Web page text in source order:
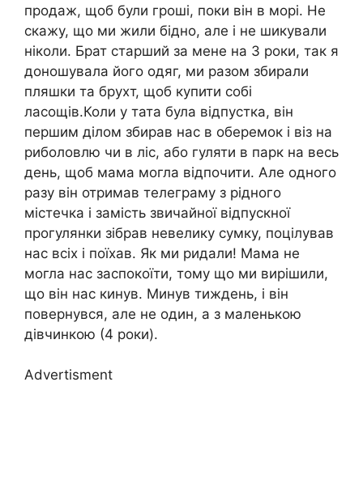
продаж, щоб були гроші, поки він в морі. Не
скажу, що ми жили бідно, але і не шикували
ніколи. Брат старший за мене на 3 роки, так я
доношувала його одяг, ми разом збирали
пляшки та брухт, щоб купити собі
ласощів.Коли у тата була відпустка, він
першим ділом збирав нас в оберемок і віз на
риболовлю чи в ліс, або гуляти в парк на весь
день, щоб мама могла відпочити. Але одного
разу він отримав телеграму з рідного
містечка і замість звичайної відпускної
прогулянки зібрав невелику сумку, поцілував
нас всіх і поїхав. Як ми ридали! Мама не
могла нас заспокоїти, тому що ми вирішили,
що він нас кинув. Минув тиждень, і він
повернувся, але не один, а з маленькою
дівчинкою (4 роки).
Advertisment